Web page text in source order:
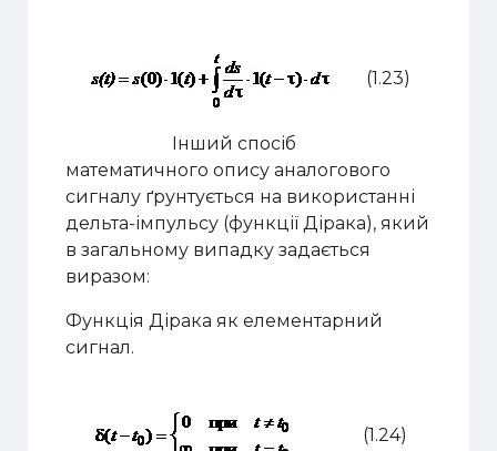
(1.23)
Інший спосіб
математичного опису аналогового
сигналу ґрунтується на використанні
дельта-імпульсу (функції Дірака), який
в загальному випадку задається
виразом:
Функція Дірака як елементарний
сигнал.
(1.24)